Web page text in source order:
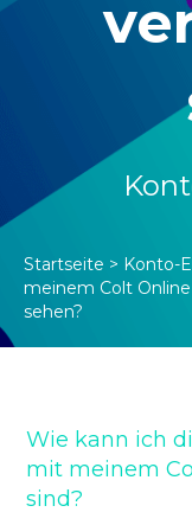
Startseite > Konto-
meinem Colt
sehen?
Wie kann ich
mit meinem
sind?